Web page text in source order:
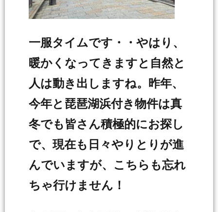
一服タイムです・・やはり、
暖かくなってきますと自然と
人は動き出しますね。昨年、
今年と琵琶湖浜付き物件は真
冬でも皆さん積極的にお探し
で、現在も日々やりとりが進
んでいますが、こちらも忘れ
ちゃ行けません！